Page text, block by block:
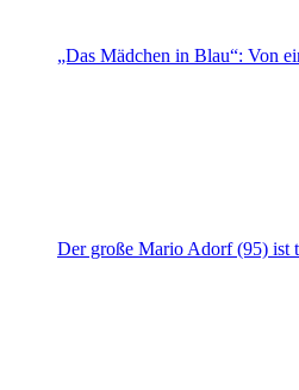
„Das Mädchen in Blau“: Von
Der große Mario Adorf (95) ist